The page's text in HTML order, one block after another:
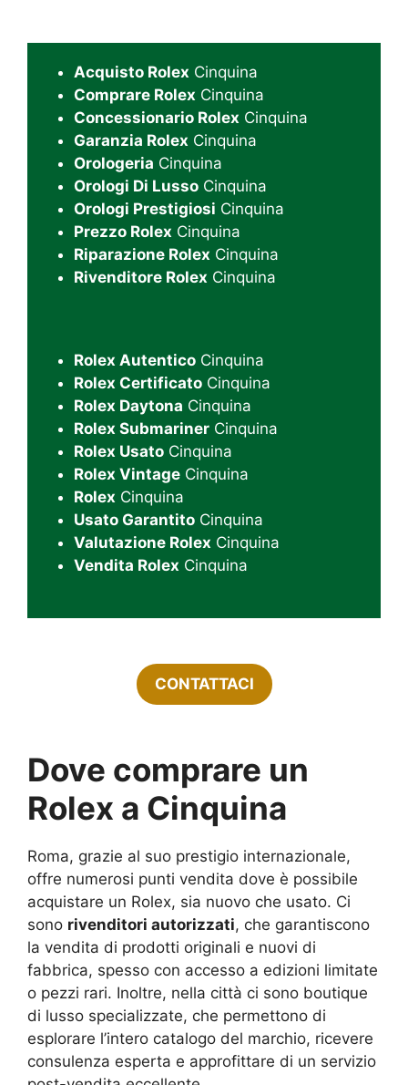
Acquisto Rolex Cinquina
Comprare Rolex Cinquina
Concessionario Rolex Cinquina
Garanzia Rolex Cinquina
Orologeria Cinquina
Orologi Di Lusso Cinquina
Orologi Prestigiosi Cinquina
Prezzo Rolex Cinquina
Riparazione Rolex Cinquina
Rivenditore Rolex Cinquina
Rolex Autentico Cinquina
Rolex Certificato Cinquina
Rolex Daytona Cinquina
Rolex Submariner Cinquina
Rolex Usato Cinquina
Rolex Vintage Cinquina
Rolex Cinquina
Usato Garantito Cinquina
Valutazione Rolex Cinquina
Vendita Rolex Cinquina
CONTATTACI
Dove comprare un
Rolex a Cinquina
Roma, grazie al suo prestigio internazionale,
offre numerosi punti vendita dove è possibile
acquistare un Rolex, sia nuovo che usato. Ci
sono rivenditori autorizzati, che garantiscono
la vendita di prodotti originali e nuovi di
fabbrica, spesso con accesso a edizioni limitate
o pezzi rari. Inoltre, nella città ci sono boutique
di lusso specializzate, che permettono di
esplorare l’intero catalogo del marchio, ricevere
consulenza esperta e approfittare di un servizio